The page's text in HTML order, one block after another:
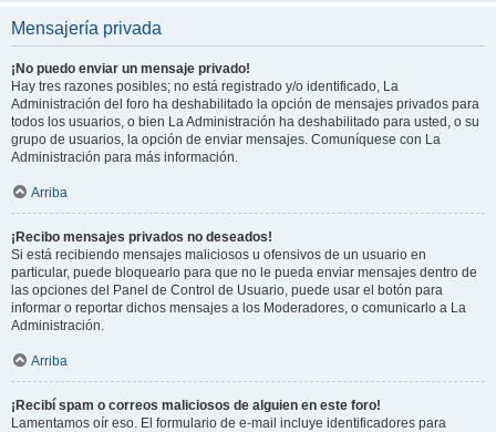
Mensajería privada
¡No puedo enviar un mensaje privado!
Hay tres razones posibles; no está registrado y/o identificado, La
Administración del foro ha deshabilitado la opción de mensajes privados para
todos los usuarios, o bien La Administración ha deshabilitado para usted, o su
grupo de usuarios, la opción de enviar mensajes. Comuníquese con La
Administración para más información.
Arriba
¡Recibo mensajes privados no deseados!
Si está recibiendo mensajes maliciosos u ofensivos de un usuario en
particular, puede bloquearlo para que no le pueda enviar mensajes dentro de
las opciones del Panel de Control de Usuario, puede usar el botón para
informar o reportar dichos mensajes a los Moderadores, o comunicarlo a La
Administración.
Arriba
¡Recibí spam o correos maliciosos de alguien en este foro!
Lamentamos oír eso. El formulario de e-mail incluye identificadores para